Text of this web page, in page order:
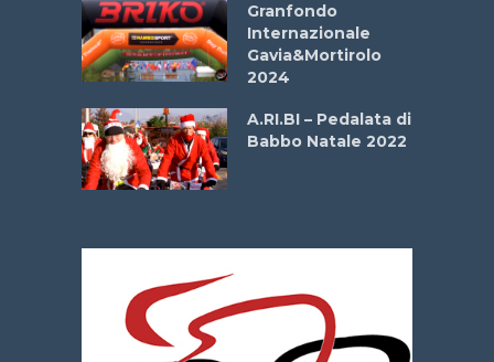
Granfondo
Internazionale
Gavia&Mortirolo
2024
A.RI.BI – Pedalata di
Babbo Natale 2022